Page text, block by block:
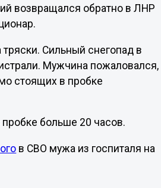
возвращался обратно в ЛНР
Сильный снегопад в
Мужчина пожаловался,
стоящих в пробке
больше 20 часов.
в СВО мужа из госпиталя на